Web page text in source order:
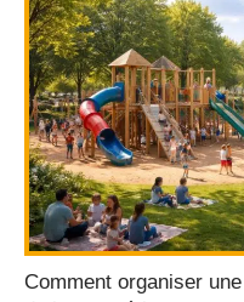
Comment organiser